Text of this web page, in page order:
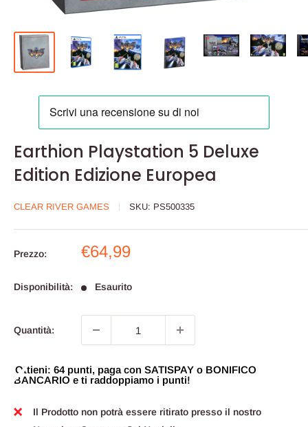
Earthion Playstation 5 Deluxe
Edition Edizione Europea
CLEAR RIVER GAMES SKU: PS500335
Prezzo:
Prezzo
€64,99
Disponibilità: Esaurito
Quantità:
Ottieni: 64 punti, paga con SATISPAY o BONIFICO
BANCARIO e ti raddoppiamo i punti!
Il Prodotto non potrà essere ritirato presso il nostro